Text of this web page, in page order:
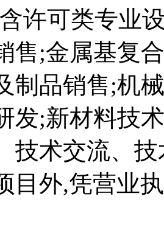
许可类专业
售;金属基复
制品销售;机
发;新材料技
技术交流、
目外,凭营业